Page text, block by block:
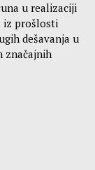
u realizaciji
iz prošlosti
dešavanja u
značajnih